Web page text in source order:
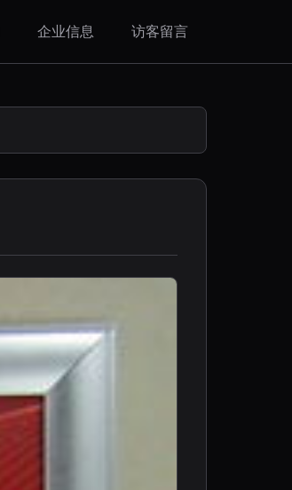
企业信息 访客留言